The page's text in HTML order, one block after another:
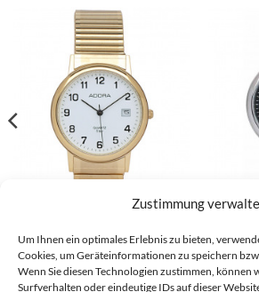
Zustimmung
Um Ihnen ein optimales Erlebnis zu bieten,
Cookies, um Geräteinformationen zu speichern
Wenn Sie diesen Technologien zustimmen, können
Surfverhalten oder eindeutige IDs auf dieser
Sonstiges Unisex-Armbanduhr
– 1-200343-001
€69,90
1-
€ 45,90